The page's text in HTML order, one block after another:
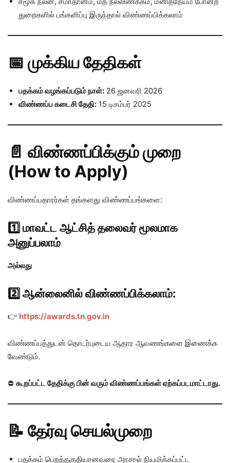
துறைகளில் பங்களிப்பு இருந்தால் விண்ணப்பிக்கலாம்
📅 முக்கிய தேதிகள்
பதக்கம் வழங்கப்படும் நாள்: 26 ஜனவரி 2026
விண்ணப்ப கடைசி தேதி: 15 டிசம்பர் 2025
📄 விண்ணப்பிக்கும் முறை
(How to Apply)
விண்ணப்பதாரர்கள் தங்களது விண்ணப்பங்களை:
1️⃣ மாவட்ட ஆட்சித் தலைவர் மூலமாக
அனுப்பலாம்
அல்லது
2️⃣ ஆன்லைனில் விண்ணப்பிக்கலாம்:
👉 https://awards.tn.gov.in
விண்ணப்பத்துடன் தொடர்புடைய ஆதார ஆவணங்களை இணைக்க
வேண்டும்.
⛔ கூறப்பட்ட தேதிக்கு பின் வரும் விண்ணப்பங்கள் ஏற்கப்படமாட்டாது.
📝 தேர்வு செயல்முறை
பதக்கம் பெறத்தகுதியானவரை அரசால் நியமிக்கப்பட்ட